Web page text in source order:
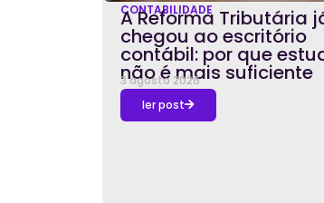
CONTABILIDADE
A Reforma Tributária
chegou ao escritório
contábil: por que
não é mais suficiente
3 agosto 2026
ler post